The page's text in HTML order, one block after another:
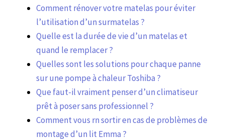
Comment rénover votre matelas pour éviter
l’utilisation d’un surmatelas ?
Quelle est la durée de vie d’un matelas et
quand le remplacer ?
Quelles sont les solutions pour chaque panne
sur une pompe à chaleur Toshiba ?
Que faut-il vraiment penser d’un climatiseur
prêt à poser sans professionnel ?
Comment vous rn sortir en cas de problèmes de
montage d’un lit Emma ?